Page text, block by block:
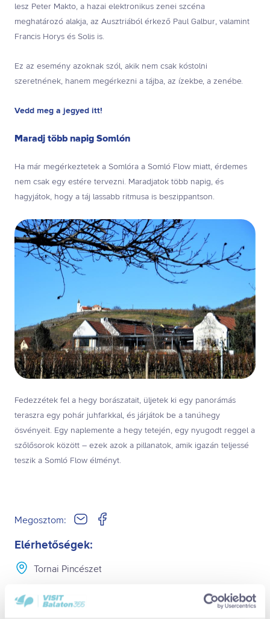
lesz Peter Makto, a hazai elektronikus zenei szcéna
meghatározó alakja, az Ausztriából érkező Paul Galbur, valamint
Francis Horys és Solis is.
Ez az esemény azoknak szól, akik nem csak kóstolni
szeretnének, hanem megérkezni a tájba, az ízekbe, a zenébe.
Vedd meg a jegyed itt!
Maradj több napig Somlón
Ha már megérkeztetek a Somlóra a Somló Flow miatt, érdemes
nem csak egy estére tervezni. Maradjatok több napig, és
hagyjátok, hogy a táj lassabb ritmusa is beszippantson.
Fedezzétek fel a hegy borászatait, üljetek ki egy panorámás
teraszra egy pohár juhfarkkal, és járjátok be a tanúhegy
ösvényeit. Egy naplemente a hegy tetején, egy nyugodt reggel a
szőlősorok között – ezek azok a pillanatok, amik igazán teljessé
teszik a Somló Flow élményt.
Megosztom:
Elérhetőségek:
Tornai Pincészet
Facebook:
https://www.facebook.com/events/17626295
48475070/